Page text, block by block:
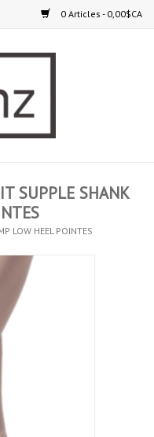
0 Articles - 0,00$CA
SUPPLE SHANK
LOW HEEL POINTES